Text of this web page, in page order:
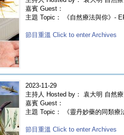
嘉賓 Guest：
主題 Topic： 《自然療法與你》-
節目重溫 Click to enter Archives
2023-11-29
主持人 Hosted by： 袁大明 自然
嘉賓 Guest：
主題 Topic： 《靈丹妙藥的同類
節目重溫 Click to enter Archives